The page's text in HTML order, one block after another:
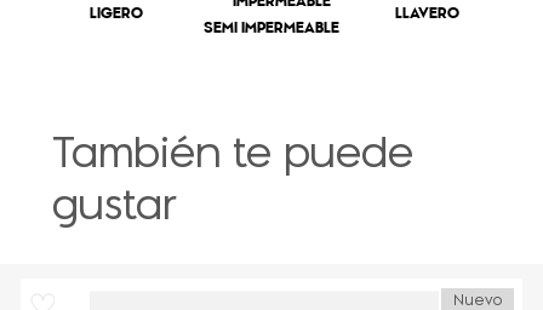
LIGERO
SEMI IMPERMEABLE
LLAVERO
También te puede
gustar
Nuevo